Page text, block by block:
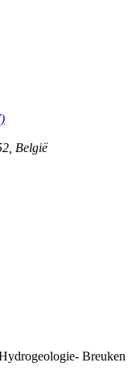
, België
Breuken